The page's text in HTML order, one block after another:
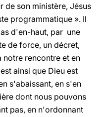
de son ministère, Jésus
programmatique ». Il
d'en-haut, par une
de force, un décret,
notre rencontre et en
ainsi que Dieu est
s'abaissant, en s'en
dont nous pouvons
pas, en n'ordonnant